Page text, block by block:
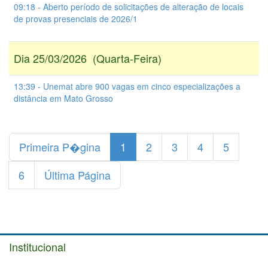
09:18 - Aberto período de solicitações de alteração de locais
de provas presenciais de 2026/1
Dia 25/03/2026 (Quarta-Feira)
13:39 - Unemat abre 900 vagas em cinco especializações a
distância em Mato Grosso
Primeira P�gina 1 2 3 4
5
6
Última Página
Institucional